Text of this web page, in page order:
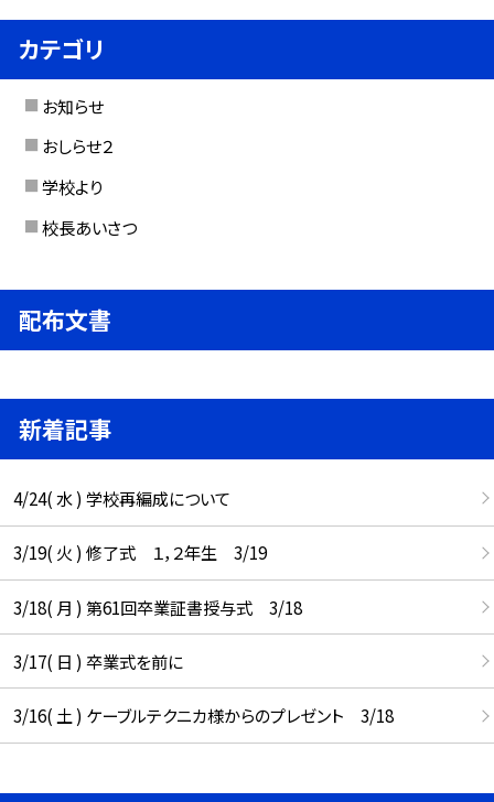
カテゴリ
お知らせ
おしらせ２
学校より
校長あいさつ
配布文書
新着記事
4/24( 水 ) 学校再編成について
3/19( 火 ) 修了式 １，２年生 3/19
3/18( 月 ) 第61回卒業証書授与式 3/18
3/17( 日 ) 卒業式を前に
3/16( 土 ) ケーブルテクニカ様からのプレゼント 3/18